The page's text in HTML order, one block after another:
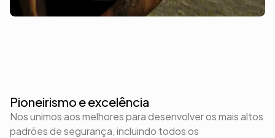
Pioneirismo e excelência
Nos unimos aos melhores para desenvolver os mais altos
padrões de segurança, incluindo todos os